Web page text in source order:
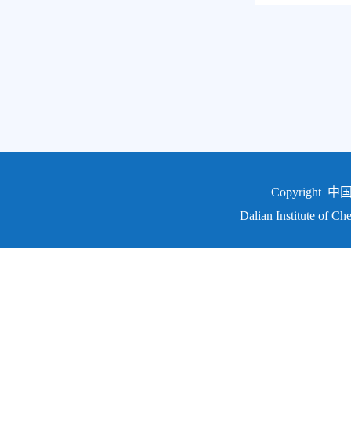
Copyright 中
Dalian Institute of